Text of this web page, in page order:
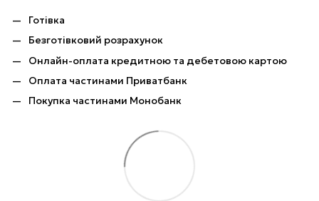
Готівка
Безготівковий розрахунок
Онлайн-оплата кредитною та дебетовою картою
Оплата частинами Приватбанк
Покупка частинами Монобанк